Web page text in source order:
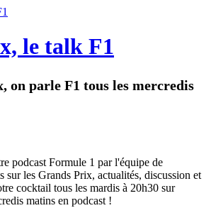
le talk F1
on parle F1 tous les mercredis
podcast Formule 1 par l'équipe de
les Grands Prix, actualités, discussion et
cocktail tous les mardis à 20h30 sur
matins en podcast !